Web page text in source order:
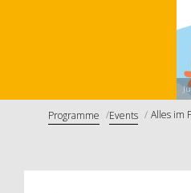
Programme Events Alles im